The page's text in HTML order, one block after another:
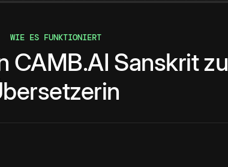
WIE ES FUNKTIONIERT
CAMB.AI Sanskritzu